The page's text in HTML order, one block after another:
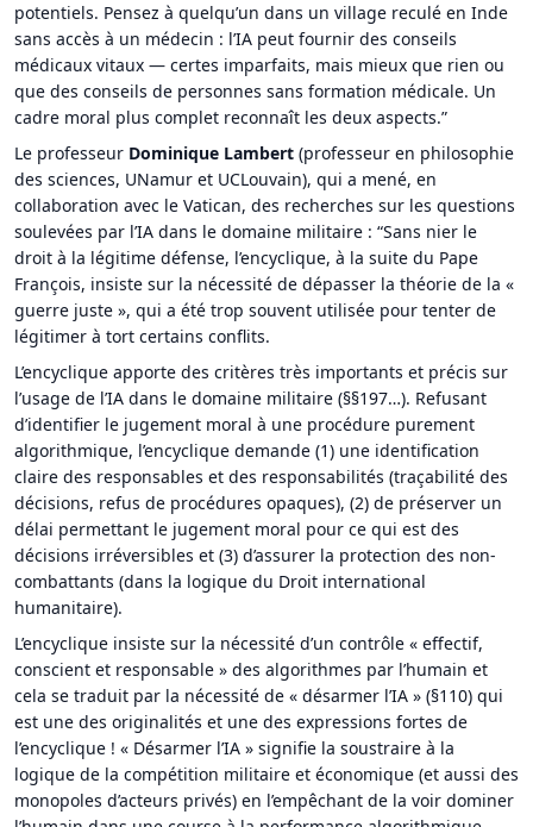
potentiels. Pensez à quelqu’un dans un village reculé en Inde
sans accès à un médecin : l’IA peut fournir des conseils
médicaux vitaux — certes imparfaits, mais mieux que rien ou
que des conseils de personnes sans formation médicale. Un
cadre moral plus complet reconnaît les deux aspects.”
Le professeur Dominique Lambert (professeur en philosophie
des sciences, UNamur et UCLouvain), qui a mené, en
collaboration avec le Vatican, des recherches sur les questions
soulevées par l’IA dans le domaine militaire : “Sans nier le
droit à la légitime défense, l’encyclique, à la suite du Pape
François, insiste sur la nécessité de dépasser la théorie de la «
guerre juste », qui a été trop souvent utilisée pour tenter de
légitimer à tort certains conflits.
L’encyclique apporte des critères très importants et précis sur
l’usage de l’IA dans le domaine militaire (§§197…). Refusant
d’identifier le jugement moral à une procédure purement
algorithmique, l’encyclique demande (1) une identification
claire des responsables et des responsabilités (traçabilité des
décisions, refus de procédures opaques), (2) de préserver un
délai permettant le jugement moral pour ce qui est des
décisions irréversibles et (3) d’assurer la protection des non-
combattants (dans la logique du Droit international
humanitaire).
L’encyclique insiste sur la nécessité d’un contrôle « effectif,
conscient et responsable » des algorithmes par l’humain et
cela se traduit par la nécessité de « désarmer l’IA » (§110) qui
est une des originalités et une des expressions fortes de
l’encyclique ! « Désarmer l’IA » signifie la soustraire à la
logique de la compétition militaire et économique (et aussi des
monopoles d’acteurs privés) en l’empêchant de la voir dominer